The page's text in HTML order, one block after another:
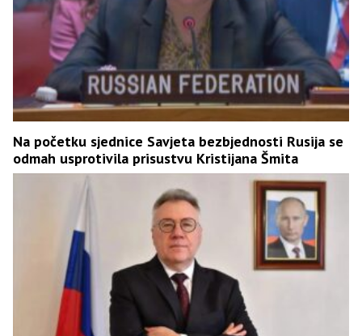
Na početku sjednice Savjeta bezbjednosti Rusija se
odmah usprotivila prisustvu Kristijana Šmita